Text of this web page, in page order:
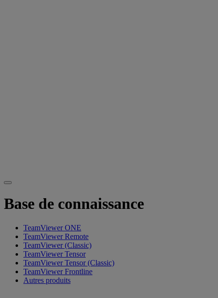
Base de connaissance
TeamViewer ONE
TeamViewer Remote
TeamViewer (Classic)
TeamViewer Tensor
TeamViewer Tensor (Classic)
TeamViewer Frontline
Autres produits